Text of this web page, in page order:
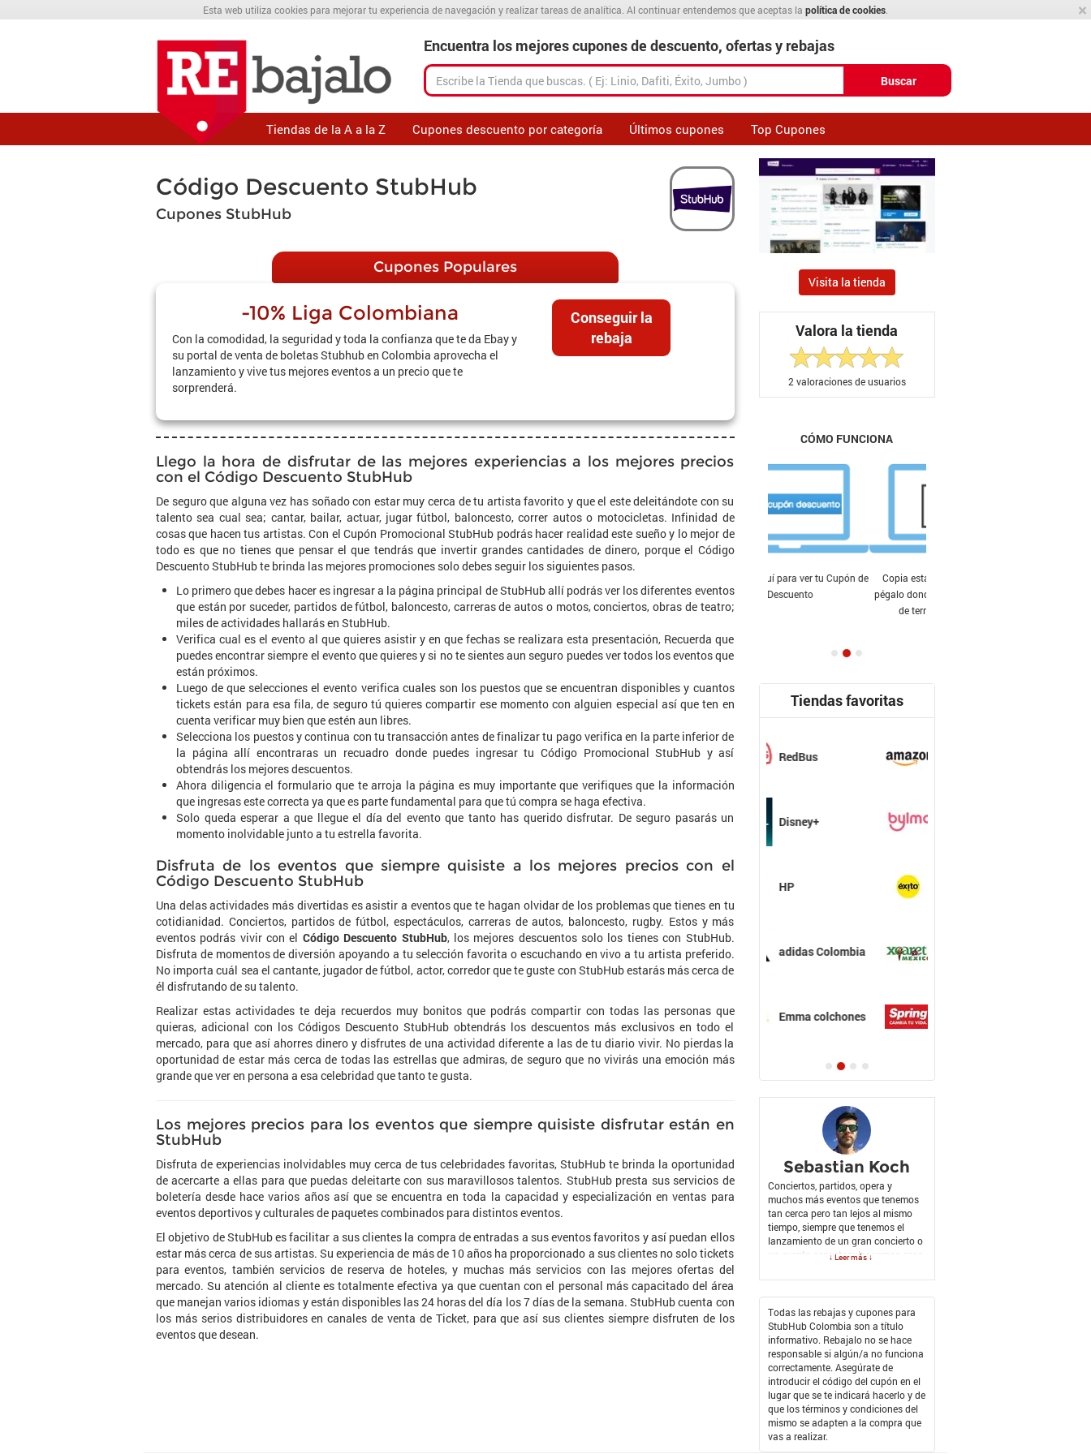
×
Esta web utiliza cookies para mejorar tu experiencia de navegación y realizar tareas de analítica. Al continuar entendemos que aceptas la política de cookies
Encuentra los mejores cupones de descuento, ofertas y rebajas
Buscar
Tiendas de la A a la Z Cupones descuento por categoría Últimos cupones Top Cupones
Código Descuento StubHub
Cupones StubHub
Cupones Populares
-10% Liga Colombiana
Con la comodidad, la seguridad y toda la confianza que te da Ebay y
su portal de venta de boletas Stubhub en Colombia aprovecha el
lanzamiento y vive tus mejores eventos a un precio que te
sorprenderá.
Conseguir la
rebaja
Llego la hora de disfrutar de las mejores experiencias a los mejores precios
con el Código Descuento StubHub
De seguro que alguna vez has soñado con estar muy cerca de tu artista favorito y que el este deleitándote con su
talento sea cual sea; cantar, bailar, actuar, jugar fútbol, baloncesto, correr autos o motocicletas. Infinidad de
cosas que hacen tus artistas. Con el Cupón Promocional StubHub podrás hacer realidad este sueño y lo mejor de
todo es que no tienes que pensar el que tendrás que invertir grandes cantidades de dinero, porque el Código
Descuento StubHub te brinda las mejores promociones solo debes seguir los siguientes pasos.
Lo primero que debes hacer es ingresar a la página principal de StubHub allí podrás ver los diferentes eventos
que están por suceder, partidos de fútbol, baloncesto, carreras de autos o motos, conciertos, obras de teatro;
miles de actividades hallarás en StubHub.
Verifica cual es el evento al que quieres asistir y en que fechas se realizara esta presentación, Recuerda que
puedes encontrar siempre el evento que quieres y si no te sientes aun seguro puedes ver todos los eventos que
están próximos.
Luego de que selecciones el evento verifica cuales son los puestos que se encuentran disponibles y cuantos
tickets están para esa fila, de seguro tú quieres compartir ese momento con alguien especial así que ten en
cuenta verificar muy bien que estén aun libres.
Selecciona los puestos y continua con tu transacción antes de finalizar tu pago verifica en la parte inferior de
la página allí encontraras un recuadro donde puedes ingresar tu Código Promocional StubHub y así
obtendrás los mejores descuentos.
Ahora diligencia el formulario que te arroja la página es muy importante que verifiques que la información
que ingresas este correcta ya que es parte fundamental para que tú compra se haga efectiva.
Solo queda esperar a que llegue el día del evento que tanto has querido disfrutar. De seguro pasarás un
momento inolvidable junto a tu estrella favorita.
Disfruta de los eventos que siempre quisiste a los mejores precios con el
Código Descuento StubHub
Una delas actividades más divertidas es asistir a eventos que te hagan olvidar de los problemas que tienes en tu
cotidianidad. Conciertos, partidos de fútbol, espectáculos, carreras de autos, baloncesto, rugby. Estos y más
eventos podrás vivir con el Código Descuento StubHub, los mejores descuentos solo los tienes con StubHub.
Disfruta de momentos de diversión apoyando a tu selección favorita o escuchando en vivo a tu artista preferido.
No importa cuál sea el cantante, jugador de fútbol, actor, corredor que te guste con StubHub estarás más cerca de
él disfrutando de su talento.
Realizar estas actividades te deja recuerdos muy bonitos que podrás compartir con todas las personas que
quieras, adicional con los Códigos Descuento StubHub obtendrás los descuentos más exclusivos en todo el
mercado, para que así ahorres dinero y disfrutes de una actividad diferente a las de tu diario vivir. No pierdas la
oportunidad de estar más cerca de todas las estrellas que admiras, de seguro que no vivirás una emoción más
grande que ver en persona a esa celebridad que tanto te gusta.
Los mejores precios para los eventos que siempre quisiste disfrutar están en
StubHub
Disfruta de experiencias inolvidables muy cerca de tus celebridades favoritas, StubHub te brinda la oportunidad
de acercarte a ellas para que puedas deleitarte con sus maravillosos talentos. StubHub presta sus servicios de
boletería desde hace varios años así que se encuentra en toda la capacidad y especialización en ventas para
eventos deportivos y culturales de paquetes combinados para distintos eventos.
El objetivo de StubHub es facilitar a sus clientes la compra de entradas a sus eventos favoritos y así puedan ellos
estar más cerca de sus artistas. Su experiencia de más de 10 años ha proporcionado a sus clientes no solo tickets
para eventos, también servicios de reserva de hoteles, y muchas más servicios con las mejores ofertas del
mercado. Su atención al cliente es totalmente efectiva ya que cuentan con el personal más capacitado del área
que manejan varios idiomas y están disponibles las 24 horas del día los 7 días de la semana. StubHub cuenta con
los más serios distribuidores en canales de venta de Ticket, para que así sus clientes siempre disfruten de los
eventos que desean.
Visita la tienda
Valora la tienda
2 valoraciones de usuarios
CÓMO FUNCIONA
Copia esta cupón descuento y
pégalo donde te lo indiquen antes
Tiendas favoritas
experiencias
Xcaret
Colchones Spring
Sebastian Koch
Conciertos, partidos, opera y
muchos más eventos que tenemos
tan cerca pero tan lejos al mismo
tiempo, siempre que tenemos el
lanzamiento de un gran concierto o
un evento espectacular vemos esas
taquillas para poder comprar,
pueden dar vueltas a la manzana,
pero y si en lugar de estar hay
perdiendo tiempo y aguantando frio
y hambre miramos otra mejor
opción, ticketbis.com.co es una
plataforma que encontré mientras
buscaba como ahorrar tiempo
cuando quería asistir a un evento, la
probé muchas veces y siempre fue
tan efectiva que pensé que era
mejor que estar en la fila, y así es
↓ Leer más ↓
Todas las rebajas y cupones para
StubHub Colombia son a título
informativo. Rebajalo no se hace
responsable si algún/a no funciona
correctamente. Asegúrate de
introducir el código del cupón en el
lugar que se te indicará hacerlo y de
que los términos y condiciones del
mismo se adapten a la compra que
vas a realizar.